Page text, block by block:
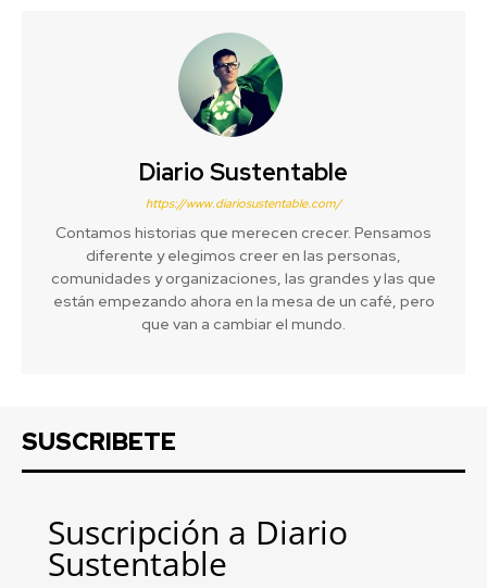
Diario Sustentable
https://www.diariosustentable.com/
Contamos historias que merecen crecer. Pensamos
diferente y elegimos creer en las personas,
comunidades y organizaciones, las grandes y las que
están empezando ahora en la mesa de un café, pero
que van a cambiar el mundo.
SUSCRIBETE
Suscripción a Diario
Sustentable